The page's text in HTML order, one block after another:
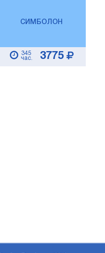
СИМБОЛОН
345
час.
3775